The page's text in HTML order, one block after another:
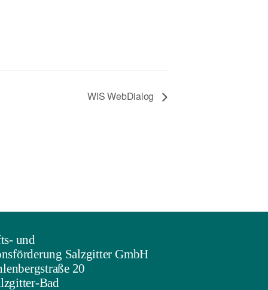
WIS WebDialog
und
Salzgitter GmbH
20
Bad